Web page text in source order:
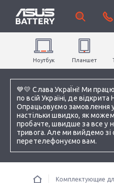
💙💛 Слава УкраЇні! Ми
по всій Україні, де
Опрацьовуємо замовлення
настільки швидко, як
пробачте, швидше за все у
тривога. Але ми вийдемо зі
перетелефонуємо вам.
Ноутбук Планшет
Комплектующие